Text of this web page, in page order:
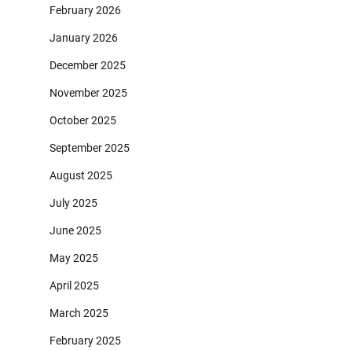
February 2026
January 2026
December 2025
November 2025
October 2025
September 2025
August 2025
July 2025
June 2025
May 2025
April 2025
March 2025
February 2025